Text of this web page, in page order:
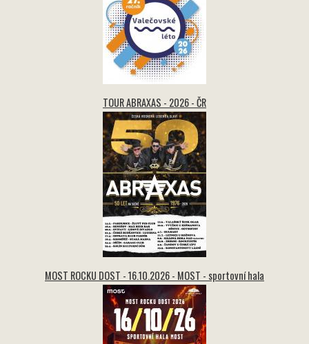
TOUR ABRAXAS - 2026 - ČR
MOST ROCKU DOST - 16.10.2026 - MOST - sportovní hala